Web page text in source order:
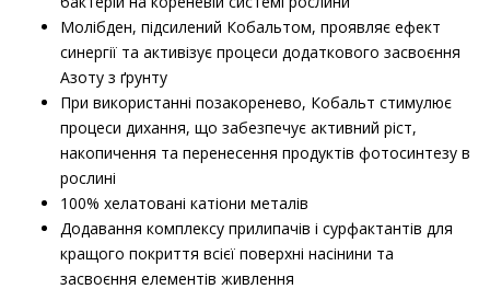
Молібден, підсилений Кобальтом, проявляє ефект
синергії та активізує процеси додаткового засвоєння
Азоту з ґрунту
При використанні позакоренево, Кобальт стимулює
процеси дихання, що забезпечує активний ріст,
накопичення та перенесення продуктів фотосинтезу в
рослині
100% хелатовані катіони металів
Додавання комплексу прилипачів і сурфактантів для
кращого покриття всієї поверхні насінини та
засвоєння елементів живлення